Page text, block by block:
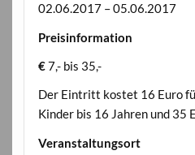
02.06.2017 – 05.06.2017
Preisinformation
€7,- bis 35,-
Der Eintritt kostet 16 Euro
Kinder bis 16 Jahren und 35
Veranstaltungsort